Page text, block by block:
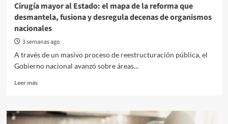
Cirugía mayor al Estado: el mapa de la reforma que
desmantela, fusiona y desregula decenas de organismos
nacionales
3 semanas ago
A través de un masivo proceso de reestructuración pública, el
Gobierno nacional avanzó sobre áreas...
Leer másRead
Cirugía
mayor